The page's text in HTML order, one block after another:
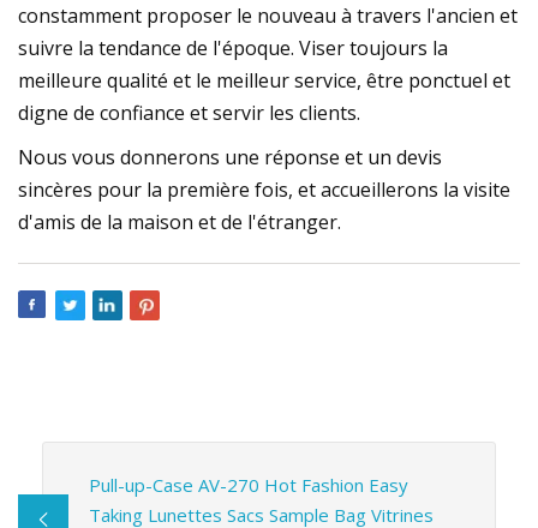
constamment proposer le nouveau à travers l'ancien et
suivre la tendance de l'époque. Viser toujours la
meilleure qualité et le meilleur service, être ponctuel et
digne de confiance et servir les clients.
Nous vous donnerons une réponse et un devis
sincères pour la première fois, et accueillerons la visite
d'amis de la maison et de l'étranger.
Pull-up-Case AV-270 Hot Fashion Easy
Taking Lunettes Sacs Sample Bag Vitrines